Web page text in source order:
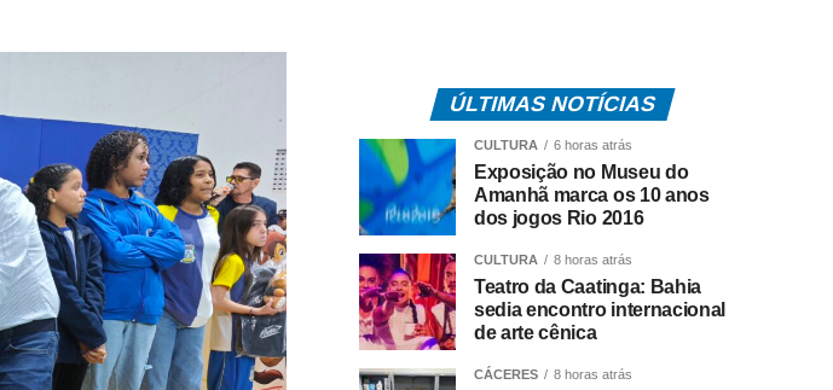
ÚLTIMAS NOTÍCIAS
CULTURA 6 horas atrás
Exposição no Museu do
Amanhã marca os 10 anos
dos jogos Rio 2016
CULTURA 8 horas atrás
Teatro da Caatinga: Bahia
sedia encontro internacional
de arte cênica
CÁCERES 8 horas atrás